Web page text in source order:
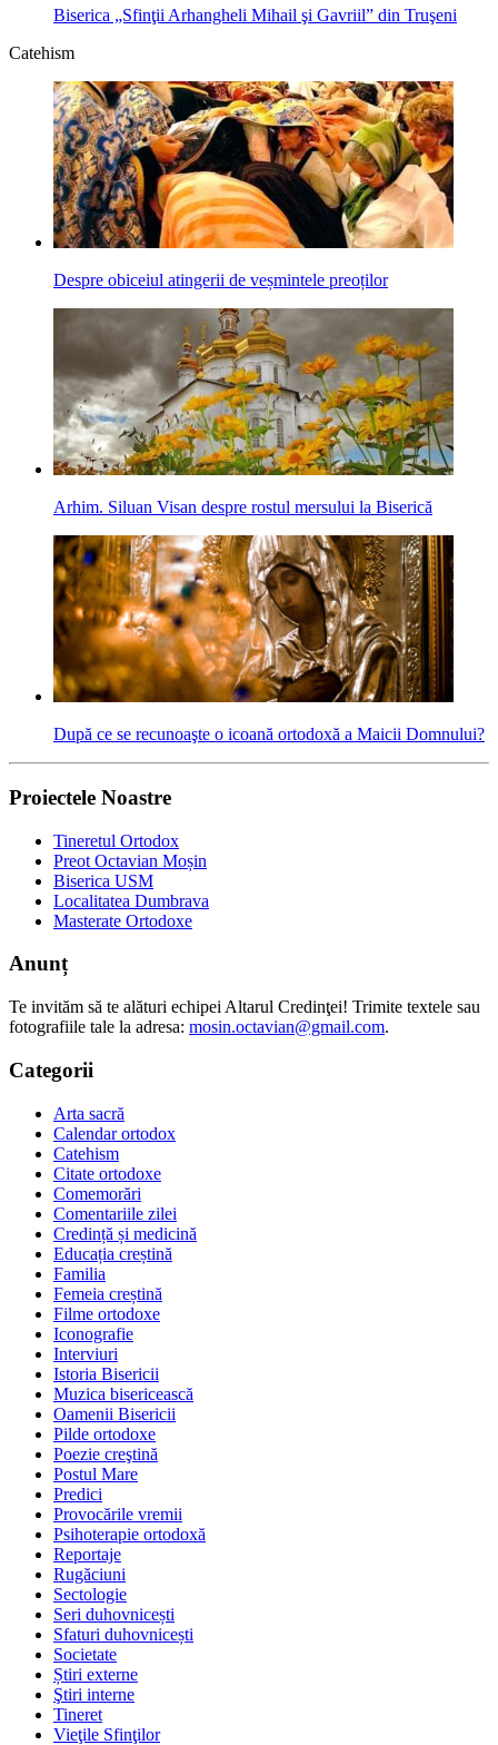
Biserica „Sfinţii Arhangheli Mihail şi Gavriil” din Truşeni
Catehism
Despre obiceiul atingerii de veșmintele preoților
Arhim. Siluan Visan despre rostul mersului la Biserică
După ce se recunoaşte o icoană ortodoxă a Maicii Domnului?
Proiectele Noastre
Tineretul Ortodox
Preot Octavian Moșin
Biserica USM
Localitatea Dumbrava
Masterate Ortodoxe
Anunț
Te invităm să te alături echipei Altarul Credinţei! Trimite textele sau
fotografiile tale la adresa: mosin.octavian@gmail.com.
Categorii
Arta sacră
Calendar ortodox
Catehism
Citate ortodoxe
Comemorări
Comentariile zilei
Credință și medicină
Educația creștină
Familia
Femeia creștină
Filme ortodoxe
Iconografie
Interviuri
Istoria Bisericii
Muzica bisericească
Oamenii Bisericii
Pilde ortodoxe
Poezie creştină
Postul Mare
Predici
Provocările vremii
Psihoterapie ortodoxă
Reportaje
Rugăciuni
Sectologie
Seri duhovnicești
Sfaturi duhovnicești
Societate
Știri externe
Ştiri interne
Tineret
Vieţile Sfinţilor